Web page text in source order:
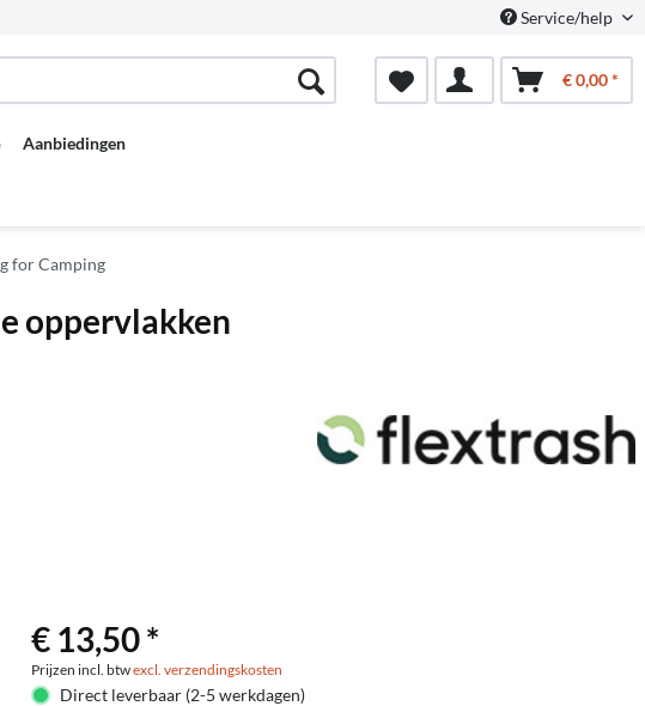
Service/help
€ 0,00 *
Aanbiedingen
for Camping
oppervlakken
€ 13,50 *
Prijzen incl. btwexcl. verzendingskosten
Direct leverbaar (2-5 werkdagen)